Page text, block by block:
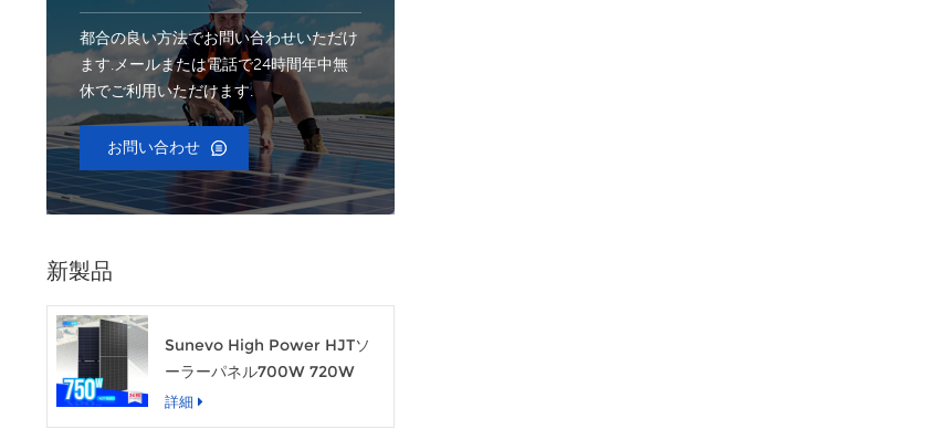
都合の良い方法でお問い合わせいただけ
ます.メールまたは電話で24時間年中無
休でご利用いただけます.
お問い合わせ
新製品
Sunevo High Power HJTソ
ーラーパネル700W 720W
750W透明な太陽光発電モジュ
ール
詳細